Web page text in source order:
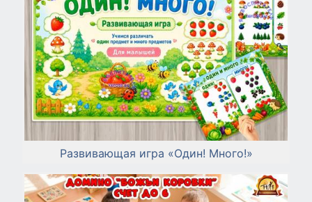
Развивающая игра «Один! Много!»